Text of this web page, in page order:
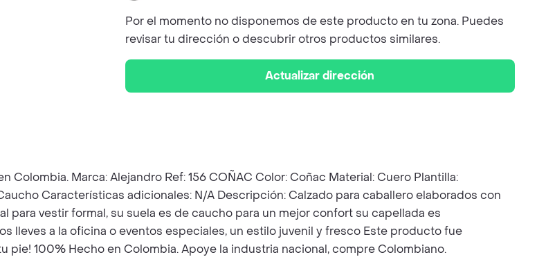
Por el momento no disponemos de este producto en tu zona. Puedes
revisar tu dirección o descubrir otros productos similares.
Actualizar dirección
Colombia. Marca: Alejandro Ref: 156 COÑAC Color: Coñac Material: Cuero Plantilla:
Características adicionales: N/A Descripción: Calzado para caballero elaborados con
vestir formal, su suela es de caucho para un mejor confort su capellada es
lleves a la oficina o eventos especiales, un estilo juvenil y fresco Este producto fue
100% Hecho en Colombia. Apoye la industria nacional, compre Colombiano.